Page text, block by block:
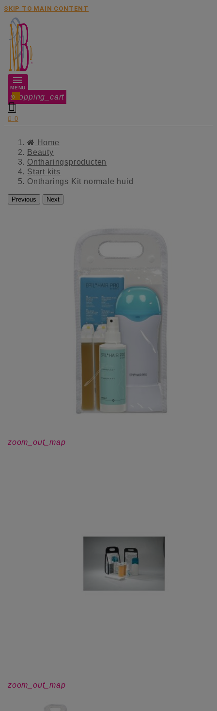
SKIP TO MAIN CONTENT
MENU
shopping_cart
0

 0
Home
Beauty
Ontharingsproducten
Start kits
Ontharings Kit normale huid
Previous Next
zoom_out_map
zoom_out_map